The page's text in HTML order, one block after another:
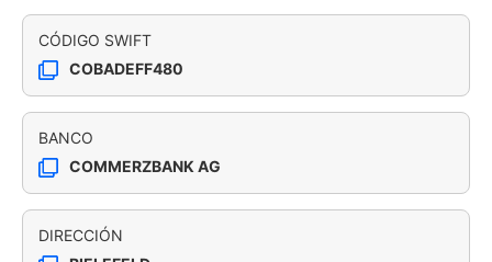
CÓDIGO SWIFT
COBADEFF480
BANCO
COMMERZBANK AG
DIRECCIÓN